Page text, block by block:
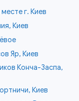
г. Киев
Киев
Яр, Киев
Конча-Заспа,
Киев